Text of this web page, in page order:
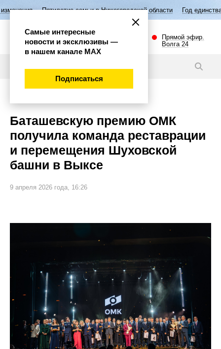
семьи в Нижегородской области Год единства народов
Прямой эфир.
Волга 24
Баташевскую премию ОМК
получила команда реставрации
и перемещения Шуховской
башни в Выксе
9 апреля 2026 года, 16:26
Самые интересные
новости и эксклюзивы —
в нашем канале МАХ
Подписаться